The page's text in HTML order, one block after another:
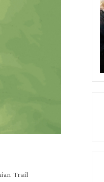
Trail